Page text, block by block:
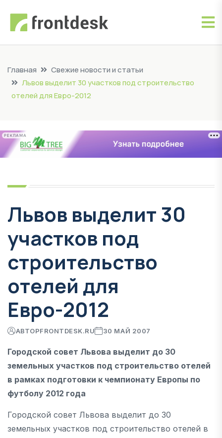
Главная
Свежие новости и статьи
Львов выделит 30 участков под строительство
отелей для Евро-2012
РЕКЛАМА
Львов выделит 30
участков под
строительство
отелей для
Евро-2012
АВТОРFRONTDESK.RU 30 МАЙ 2007
Городской совет Львова выделит до 30
земельных участков под строительство отелей
в рамках подготовки к чемпионату Европы по
футболу 2012 года
Городской совет Львова выделит до 30
земельных участков под строительство отелей в